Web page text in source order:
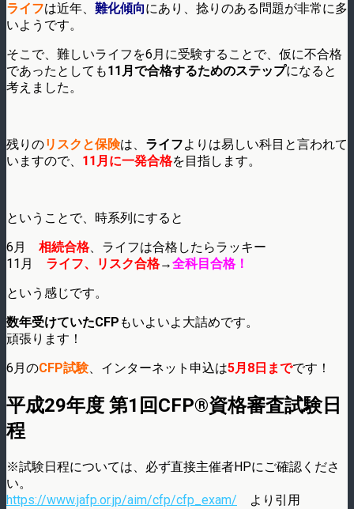
ライフは近年、 難化傾向にあり、捻りのある問題が非常に多
いようです。
そこで、難しいライフを6月に受験することで、仮に不合格
であったとしても11月で合格するためのステップになると
考えました。
残りのリスクと保険は、 ライフよりは易しい科目と言われて
いますので、 11月に一発合格を目指します。
ということで、時系列にすると
6月 相続合格、ライフは合格したらラッキー
11月 ライフ、リスク合格→全科目合格！
という感じです。
数年受けていたCFP もいよいよ大詰めです。
頑張ります！
6月のCFP試験、インターネット申込は5月8日までです！
平成29年度 第1回CFP®資格審査試験日
程
※試験日程については、必ず直接主催者HPにご確認くださ
い。
https://www.jafp.or.jp/aim/cfp/cfp_exam/ より引用